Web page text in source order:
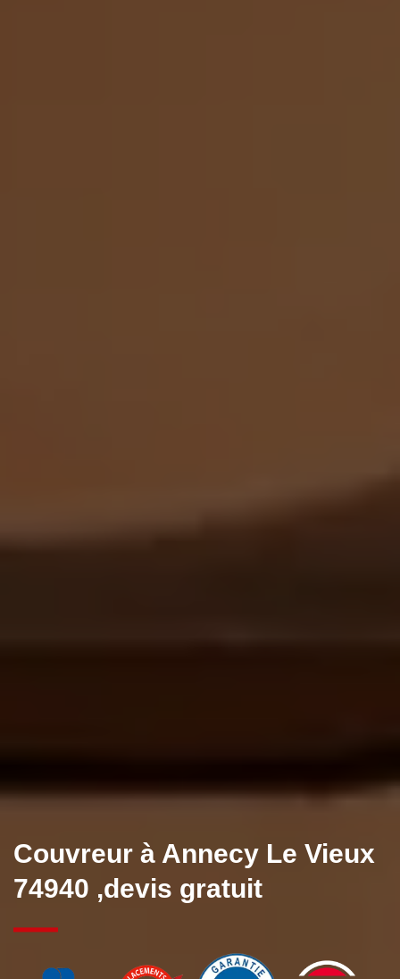
Couvreur à Annecy Le Vieux
74940 ,devis gratuit